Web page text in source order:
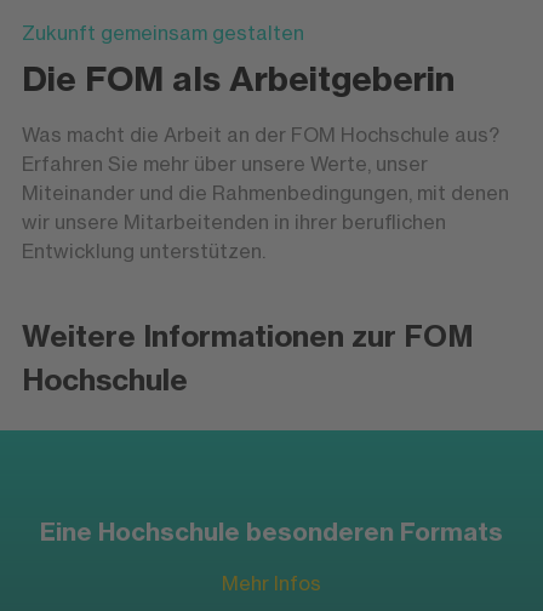
Zukunft gemeinsam gestalten
Die FOM als Arbeitgeberin
Was macht die Arbeit an der FOM Hochschule aus?
Erfahren Sie mehr über unsere Werte, unser
Miteinander und die Rahmenbedingungen, mit denen
wir unsere Mitarbeitenden in ihrer beruflichen
Entwicklung unterstützen.
Weitere Informationen zur FOM
Hochschule
Eine Hochschule besonderen Formats
Mehr Infos